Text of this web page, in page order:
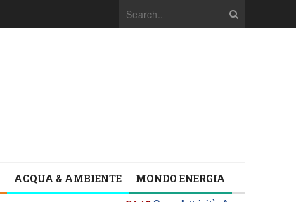
ACQUA & AMBIENTE MONDO ENERGIA